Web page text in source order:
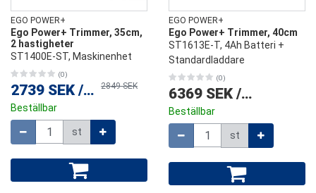
EGO POWER+
Ego Power+ Trimmer, 35cm,
2 hastigheter
ST1400E-ST, Maskinenhet
(0)
2739 SEK / st2849 SEK
Beställbar
st
EGO POWER+
Ego Power+ Trimmer, 40cm
ST1613E-T, 4Ah Batteri +
Standardladdare
(0)
6369 SEK / st
Beställbar
st